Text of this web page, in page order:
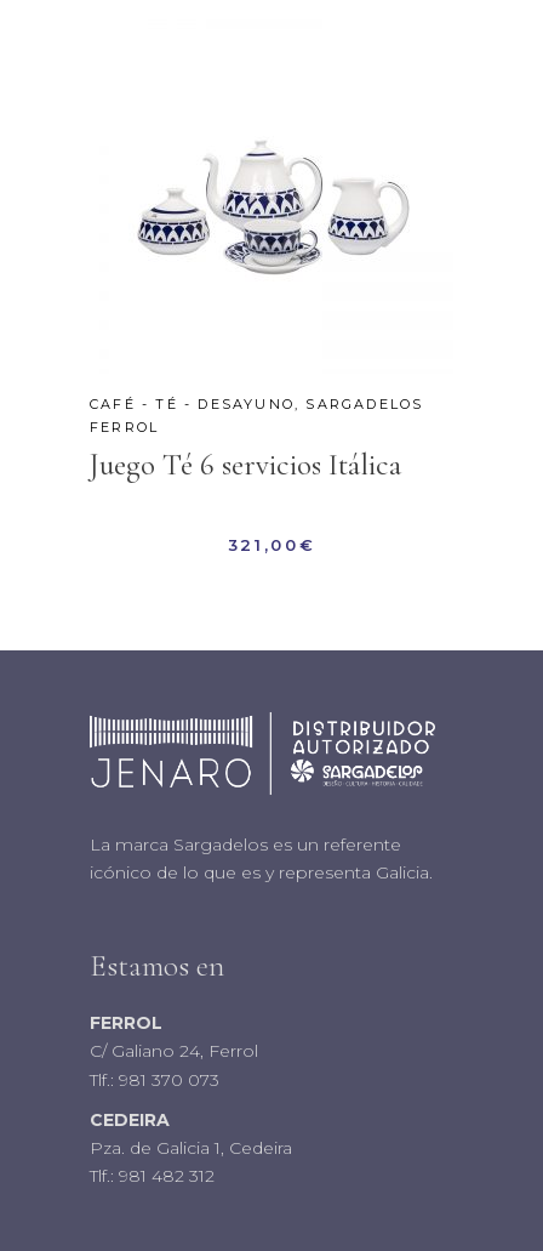
CAFÉ - TÉ - DESAYUNO, SARGADELOS
FERROL
Juego Té 6 servicios Itálica
321,00€
La marca Sargadelos es un referente
icónico de lo que es y representa Galicia.
Estamos en
FERROL
C/ Galiano 24, Ferrol
Tlf.: 981 370 073
CEDEIRA
Pza. de Galicia 1, Cedeira
Tlf.: 981 482 312